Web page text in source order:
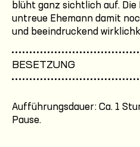
blüht ganz sichtlich auf.
untreue Ehemann damit
und beeindruckend
BESETZUNG
Aufführungsdauer: Ca. 1
Pause.